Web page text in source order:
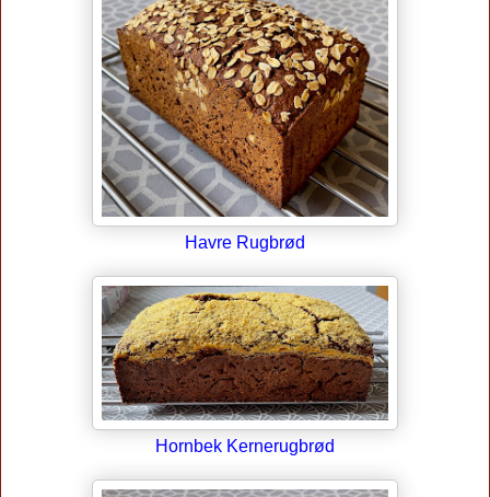
Havre Rugbrød
Hornbek Kernerugbrød